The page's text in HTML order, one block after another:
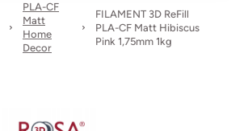
PLA-CF
Matt
Home
Decor
FILAMENT 3D ReFill
PLA-CF Matt Hibiscus
Pink 1,75mm 1kg